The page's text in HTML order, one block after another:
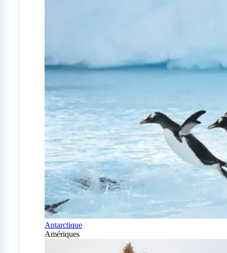
Antarctique
Amériques